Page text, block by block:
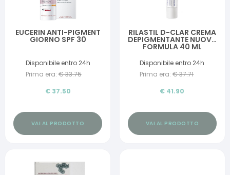
EUCERIN ANTI-PIGMENT
GIORNO SPF 30
Disponibile entro 24h
Prima era: €33.75
€ 37.50
VAI AL PRODOTTO
RILASTIL D-CLAR CREMA
DEPIGMENTANTE NUOVA
FORMULA 40 ML
Disponibile entro 24h
Prima era: €37.71
€ 41.90
VAI AL PRODOTTO